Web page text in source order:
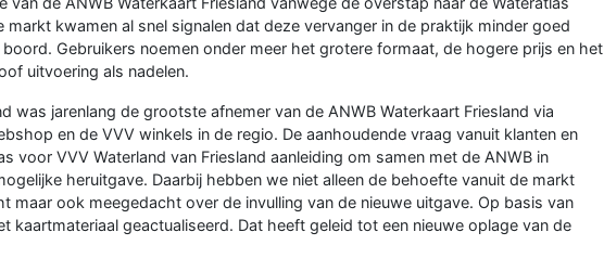
markt kwamen al snel signalen dat deze vervanger in de praktijk minder goed
Gebruikers noemen onder meer het grotere formaat, de hogere prijs en het
uitvoering als nadelen.
was jarenlang de grootste afnemer van de ANWB Waterkaart Friesland via
en de VVV winkels in de regio. De aanhoudende vraag vanuit klanten en
voor VVV Waterland van Friesland aanleiding om samen met de ANWB in
heruitgave. Daarbij hebben we niet alleen de behoefte vanuit de markt
maar ook meegedacht over de invulling van de nieuwe uitgave. Op basis van
kaartmateriaal geactualiseerd. Dat heeft geleid tot een nieuwe oplage van de